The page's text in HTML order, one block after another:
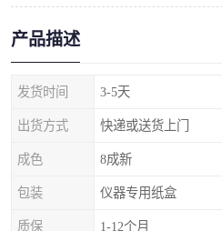
产品描述
发货时间 3-5天
出货方式 快递或送货上门
成色 8成新
包装 仪器专用纸盒
质保 1-12个月